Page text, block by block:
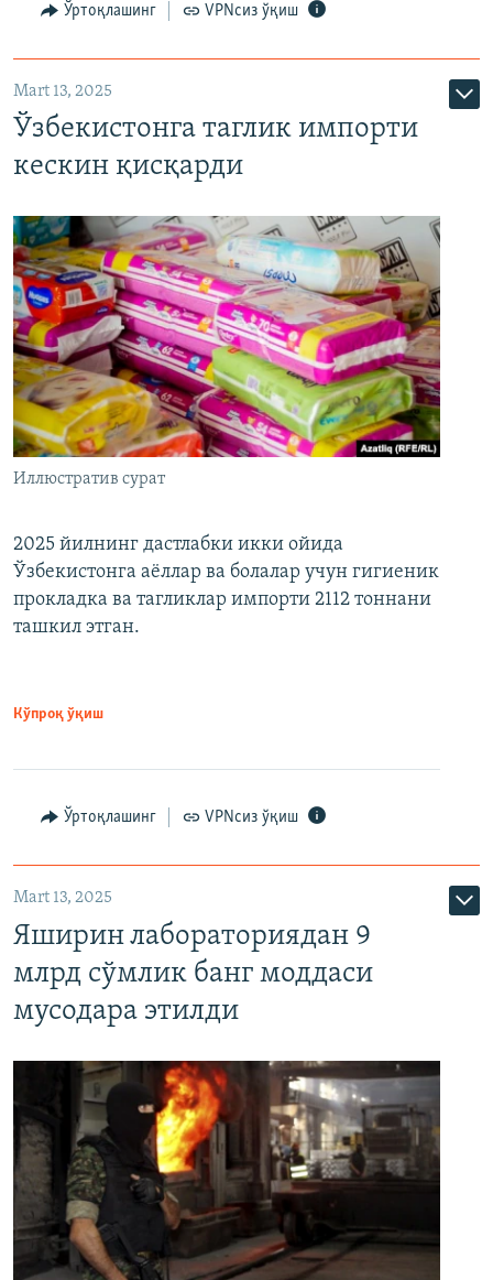
Ўртоқлашинг VPNсиз ўқиш
Mart 13, 2025
Ўзбекистонга таглик импорти
кескин қисқарди
Иллюстратив сурат
2025 йилнинг дастлабки икки ойида
Ўзбекистонга аёллар ва болалар учун гигиеник
прокладка ва тагликлар импорти 2112 тоннани
ташкил этган.
Кўпроқ ўқиш
Ўртоқлашинг VPNсиз ўқиш
Mart 13, 2025
Яширин лабораториядан 9
млрд сўмлик банг моддаси
мусодара этилди